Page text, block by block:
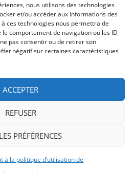
nous utilisons des technologies
et/ou accéder aux informations des
ces technologies nous permettra de
comportement de navigation ou les ID
pas consentir ou de retirer son
négatif sur certaines caractéristiques
ACCEPTER
REFUSER
PRÉFÉRENCES
à la politique d’utilisation de
frais)
ACCUEIL
ADAPTÉ
APPEL
UN TRAJET